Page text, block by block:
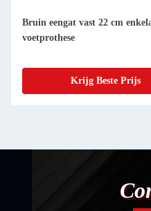
Bruin eengat vast 22 cm
voetprothese
Krijg Beste Prijs